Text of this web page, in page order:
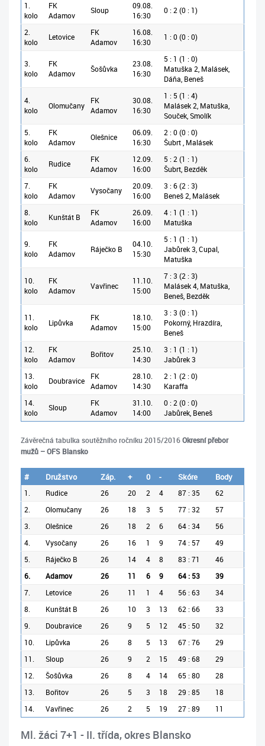
1.
kolo
FK
Adamov
Sloup
09.08.
16:30
0 : 2 (0 : 1)
2.
kolo
Letovice
FK
Adamov
16.08.
16:30
1 : 0 (0 : 0)
3.
kolo
FK
Adamov
Šošůvka
23.08.
16:30
5 : 1 (1 : 0)
Matuška 2, Malásek,
Dáňa, Beneš
4.
kolo
Olomučany
FK
Adamov
30.08.
16:30
1 : 5 (1 : 4)
Malásek 2, Matuška,
Souček, Smolík
5.
kolo
FK
Adamov
Olešnice
06.09.
16:30
2 : 0 (0 : 0)
Šubrt , Malásek
6.
kolo
Rudice
FK
Adamov
12.09.
16:00
5 : 2 (1 : 1)
Šubrt, Bezděk
7.
kolo
FK
Adamov
Vysočany
20.09.
16:00
3 : 6 (2 : 3)
Beneš 2, Malásek
8.
kolo
Kunštát B
FK
Adamov
26.09.
16:00
4 : 1 (1 : 1)
Matuška
9.
kolo
FK
Adamov
Ráječko B
04.10.
15:30
5 : 1 (1 : 1)
Jabůrek 3, Cupal,
Matuška
10.
kolo
FK
Adamov
Vavřinec
11.10.
15:00
7 : 3 (2 : 3)
Malásek 4, Matuška,
Beneš, Bezděk
11.
kolo
Lipůvka
FK
Adamov
18.10.
15:00
3 : 3 (0 : 1)
Pokorný, Hrazdíra,
Beneš
12.
kolo
FK
Adamov
Bořitov
25.10.
14:30
3 : 1 (1 : 1)
Jabůrek 3
13.
kolo
Doubravice
FK
Adamov
28.10.
14:30
2 : 1 (2 : 0)
Karaffa
14.
kolo
Sloup
FK
Adamov
31.10.
14:00
0 : 2 (0 : 0)
Jabůrek, Beneš
Závěrečná tabulka soutěžního ročníku 2015/2016Okresní přebor
mužů – OFS Blansko
# Družstvo Záp. + 0 - Skóre Body
1. Rudice 26 20 2 4 87 : 35
62
2.
Olomučany 26 18 3 5 77 : 32
57
3.
Olešnice 26 18 2 6 64 : 34
56
4.
Vysočany 26 16 1 9 74 : 57
49
5.
Ráječko B 26 14 4 8 83 : 71
46
6.
Adamov 26 11 6 9 64 : 53
39
7.
Letovice 26 11 1 4 56 : 63
34
8.
Kunštát B 26 10 3 13 62 : 66
33
9.
Doubravice 26 9 5 12 45 : 50
32
10.
Lipůvka 26 8 5 13 67 : 76
29
11.
Sloup 26 9 2 15 49 : 68
29
12.
Šošůvka 26 8 4 14 65 : 80
28
13.
Bořitov 26 5 3 18 29 : 85
18
14.
Vavřinec 26 2 5 19 27 : 89 11
Ml. žáci 7+1 - II. třída, okres Blansko